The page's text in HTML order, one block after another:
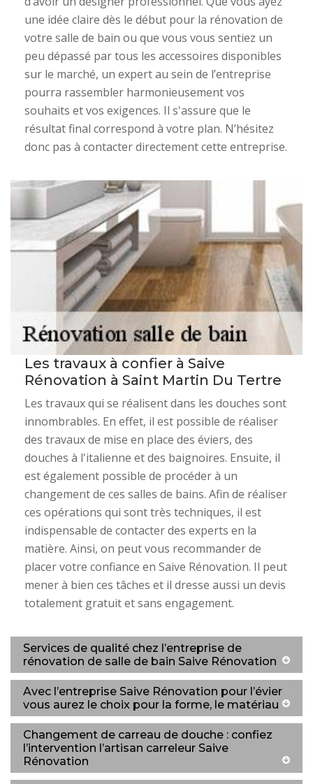
une idée claire dès le début pour la rénovation de
votre salle de bain ou que vous vous sentiez un
peu dépassé par tous les accessoires disponibles
sur le marché, un expert au sein de l’entreprise
pourra rassembler harmonieusement vos
souhaits et vos exigences. Il s'assure que le
résultat final correspond à votre plan. N’hésitez
donc pas à contacter directement cette entreprise.
Les travaux à confier à Saive
Rénovation à Saint Martin Du Tertre
Les travaux qui se réalisent dans les douches sont
innombrables. En effet, il est possible de réaliser
des travaux de mise en place des éviers, des
douches à l'italienne et des baignoires. Ensuite, il
est également possible de procéder à un
changement de ces salles de bains. Afin de réaliser
ces opérations qui sont très techniques, il est
indispensable de contacter des experts en la
matière. Ainsi, on peut vous recommander de
placer votre confiance en Saive Rénovation. Il peut
mener à bien ces tâches et il dresse aussi un devis
totalement gratuit et sans engagement.
Services de qualité chez l’entreprise de
rénovation de salle de bain Saive Rénovation
Avec l’entreprise Saive Rénovation pour l’évier
vous aurez le choix pour la forme, le matériau
Changement de carreau de douche : confiez
l’intervention l’artisan carreleur Saive
Rénovation